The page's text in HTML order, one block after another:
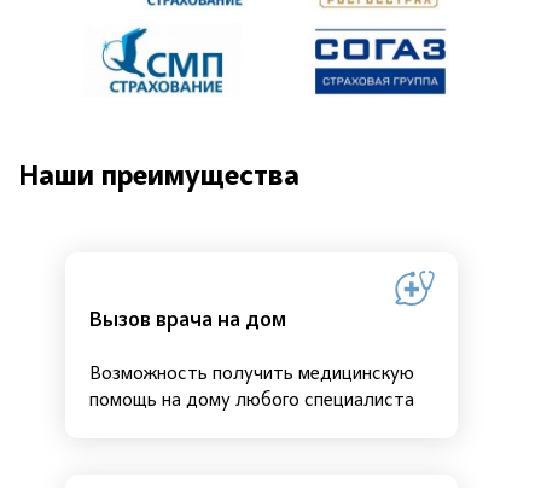
Наши преимущества
Вызов врача на дом
Возможность получить медицинскую
помощь на дому любого специалиста